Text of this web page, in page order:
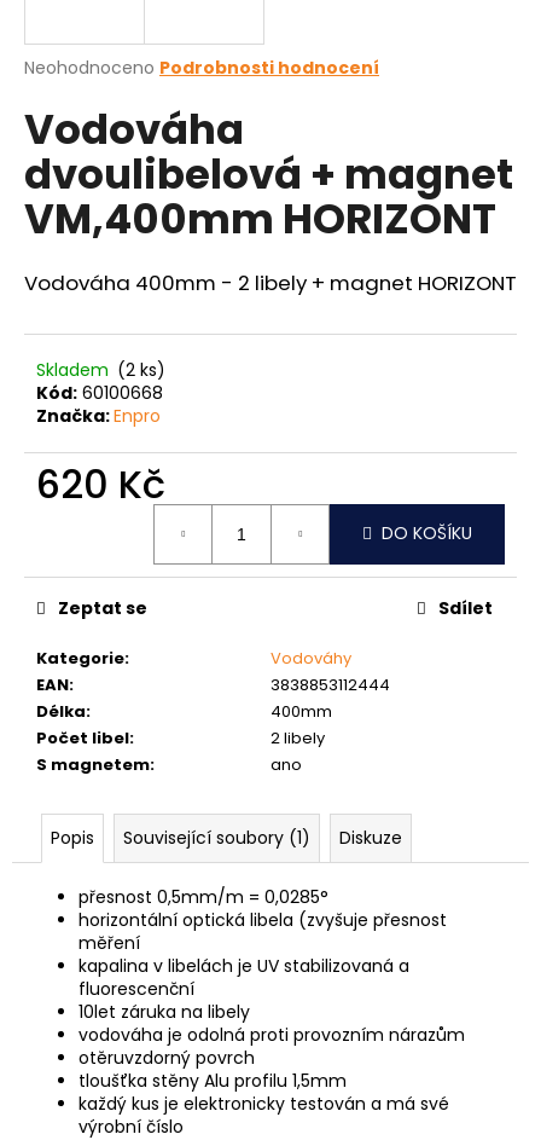
Průměrné
produktu
je
0,0
z
5
hvězdiček.
Neohodnoceno Podrobnosti hodnocení
Vodováha
dvoulibelová + magnet
VM,400mm HORIZONT
Vodováha 400mm - 2 libely + magnet HORIZONT
Skladem (2 ks)
Kód: 60100668
Značka:Enpro
620 Kč
DO KOŠÍKU
Kategorie:
Vodováhy
EAN:
3838853112444
Délka:
400mm
Počet libel:
2 libely
S magnetem: ano
Zeptat se Sdílet
Popis Související soubory (1) Diskuze
přesnost 0,5mm/m = 0,0285°
horizontální optická libela (zvyšuje přesnost
měření
kapalina v libelách je UV stabilizovaná a
fluorescenční
10let záruka na libely
vodováha je odolná proti provozním nárazům
otěruvzdorný povrch
tloušťka stěny Alu profilu 1,5mm
každý kus je elektronicky testován a má své
výrobní číslo
j
t
?
HLEDAT
D
o
u
e
m
e
PODLOŽKA
PÉROVÁ
NEREZ
0,10
Kč